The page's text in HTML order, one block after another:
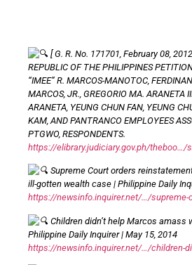
[ G. R. No. 171701, February 08,
REPUBLIC OF THE PHILIPPINES
“IMEE” R. MARCOS-MANOTOC,
MARCOS, JR., GREGORIO MA. ARANETA
ARANETA, YEUNG CHUN FAN, YEUNG
KAM, AND PANTRANCO EMPLOYEES
PTGWO, RESPONDENTS.
https://elibrary.judiciary.gov.ph/theboo…/
Supreme Court orders
ill-gotten wealth case | Philippine Daily
https://newsinfo.inquirer.net/…/supreme-
Children didn’t help Marcos amass
Philippine Daily Inquirer | May 15, 2014
https://newsinfo.inquirer.net/…/children-